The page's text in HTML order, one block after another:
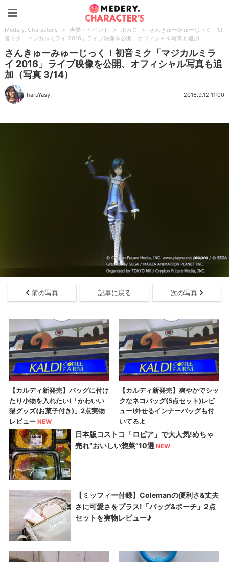
Medery. Character's > 声優・イベント > ボカロ >
さんきゅーみゅーじっく！初
音ミク「マジカルミライ 2016」ライブ映像を公開、オフィシャル写真も追加
さんきゅーみゅーじっく！初音ミク「マジカルミラ
イ 2016」ライブ映像を公開、オフィシャル写真も追
加（写真 3/14）
haruYasy. 2016.9.12 11:00
前の写真 記事に戻る 次の写真